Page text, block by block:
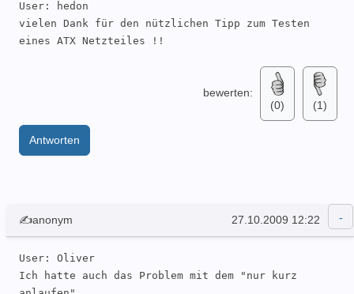
User: hedon
vielen Dank für den nützlichen Tipp zum Testen
eines ATX Netzteiles !!
bewerten:
(0)
(1)
Antworten
✍anonym 27.10.2009 12:22
User: Oliver
Ich hatte auch das Problem mit dem "nur kurz